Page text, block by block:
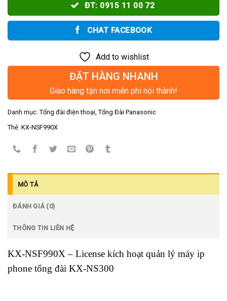
ĐT: 0915 11 00 72
CHAT FACEBOOK
Add to wishlist
ĐẶT HÀNG NHANH
Giao hàng tận nơi miễn phí nội thành!
Danh mục: Tổng đài điện thoại Tổng Đài Panasonic
Thẻ: KX-NSF990X
MÔ TẢ
ĐÁNH GIÁ (0)
THÔNG TIN LIÊN HỆ
KX-NSF990X – License kích hoạt quản lý máy ip
phone tổng đài KX-NS300